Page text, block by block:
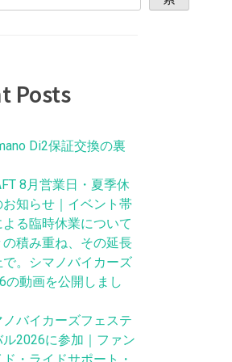
Posts
Di2保証交換の裏
8月営業日・夏季休
お知らせ｜イベント帯
よる臨時休業について
の積み重ね、その延長
で。シマノバイカーズ
の動画を公開しまし
ノバイカーズフェステ
ル2026に参加｜ファン